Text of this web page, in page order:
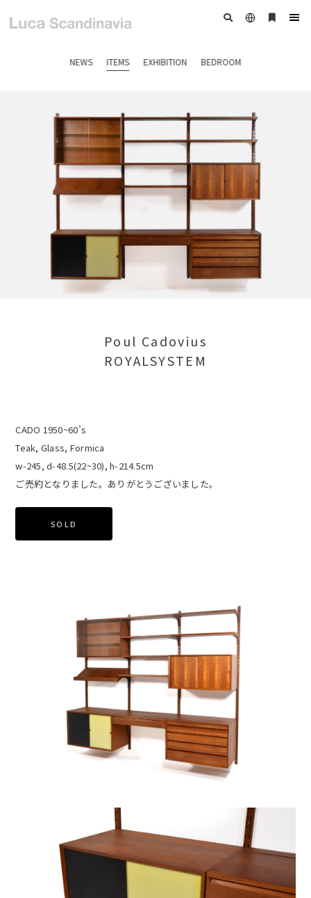
NEWS ITEMS EXHIBITION BEDROOM
日
ブ
Poul Cadovius
ROYALSYSTEM
CADO 1950~60’s
Teak, Glass, Formica
w-245, d-48.5(22~30), h-214.5cm
ご売約となりました。ありがとうございました。
SOLD